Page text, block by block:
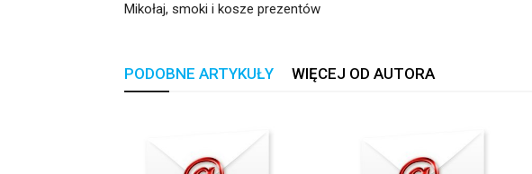
Mikołaj, smoki i kosze prezentów
PODOBNE ARTYKUŁY WIĘCEJ OD AUTORA